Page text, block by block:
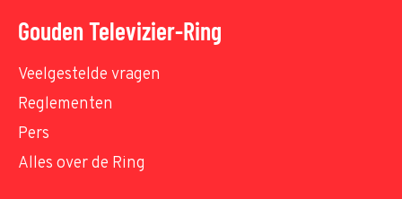
Gouden Televizier-Ring
Veelgestelde vragen
Reglementen
Pers
Alles over de Ring